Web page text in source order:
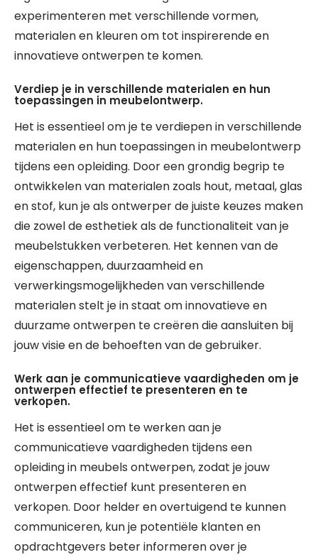
experimenteren met verschillende vormen,
materialen en kleuren om tot inspirerende en
innovatieve ontwerpen te komen.
Verdiep je in verschillende materialen en hun
toepassingen in meubelontwerp.
Het is essentieel om je te verdiepen in verschillende
materialen en hun toepassingen in meubelontwerp
tijdens een opleiding. Door een grondig begrip te
ontwikkelen van materialen zoals hout, metaal, glas
en stof, kun je als ontwerper de juiste keuzes maken
die zowel de esthetiek als de functionaliteit van je
meubelstukken verbeteren. Het kennen van de
eigenschappen, duurzaamheid en
verwerkingsmogelijkheden van verschillende
materialen stelt je in staat om innovatieve en
duurzame ontwerpen te creëren die aansluiten bij
jouw visie en de behoeften van de gebruiker.
Werk aan je communicatieve vaardigheden om je
ontwerpen effectief te presenteren en te
verkopen.
Het is essentieel om te werken aan je
communicatieve vaardigheden tijdens een
opleiding in meubels ontwerpen, zodat je jouw
ontwerpen effectief kunt presenteren en
verkopen. Door helder en overtuigend te kunnen
communiceren, kun je potentiële klanten en
opdrachtgevers beter informeren over je